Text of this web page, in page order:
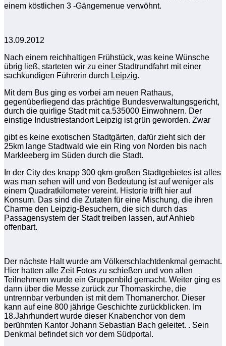
einem köstlichen 3 -Gängemenue verwöhnt.
13.09.2012
Nach einem reichhaltigen Frühstück, was keine Wünsche
übrig ließ, starteten wir zu einer Stadtrundfahrt mit einer
sachkundigen Führerin durch Leipzig.
Mit dem Bus ging es vorbei am neuen Rathaus,
gegenüberliegend das prächtige Bundesverwaltungsgericht,
durch die quirlige Stadt mit ca.535000 Einwohnern. Der
einstige Industriestandort Leipzig ist grün geworden. Zwar
gibt es keine exotischen Stadtgärten, dafür zieht sich der
25km lange Stadtwald wie ein Ring von Norden bis nach
Markleeberg im Süden durch die Stadt.
In der City des knapp 300 qkm großen Stadtgebietes ist alles
was man sehen will und von Bedeutung ist auf weniger als
einem Quadratkilometer vereint. Historie trifft hier auf
Konsum. Das sind die Zutaten für eine Mischung, die ihren
Charme den Leipzig-Besuchern, die sich durch das
Passagensystem der Stadt treiben lassen, auf Anhieb
offenbart.
Der nächste Halt wurde am Völkerschlachtdenkmal gemacht.
Hier hatten alle Zeit Fotos zu schießen und von allen
Teilnehmern wurde ein Gruppenbild gemacht. Weiter ging es
dann über die Messe zurück zur Thomaskirche, die
untrennbar verbunden ist mit dem Thomanerchor. Dieser
kann auf eine 800 jährige Geschichte zurückblicken. Im
18.Jahrhundert wurde dieser Knabenchor von dem
berühmten Kantor Johann Sebastian Bach geleitet. . Sein
Denkmal befindet sich vor dem Südportal.